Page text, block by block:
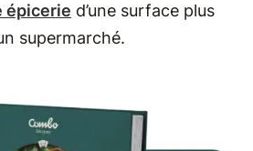
épicerie d’une surface plus
supermarché.